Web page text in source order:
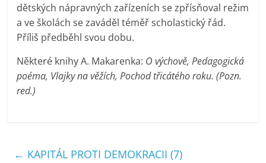
dětských nápravných zařízeních se zpřísňoval režim
a ve školách se zaváděl téměř scholastický řád.
Příliš předběhl svou dobu.
Některé knihy A. Makarenka: O výchově, Pedagogická
poéma, Vlajky na věžích, Pochod třicátého roku. (Pozn.
red.)
← KAPITÁL PROTI DEMOKRACII (7)